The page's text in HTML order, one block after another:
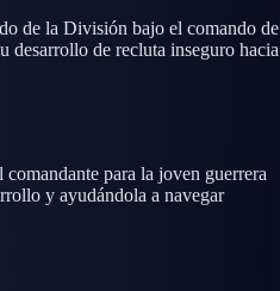
de la División bajo el comando de
desarrollo de recluta inseguro hacia
para la joven guerrera
y ayudándola a navegar